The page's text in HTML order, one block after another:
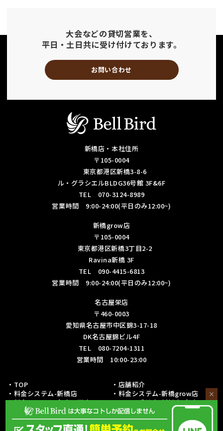
大会などの貸切営業を、
平日・土日共に受け付けております。
お問い合わせ
新橋店・本社住所
〒105-0004
東京都港区新橋3-8-6
ル・グラシエルBLDG36号館 3F&6F
TEL 070-3124-8989
営業時間 9:00-24:00(平日のみ12:00~)
新橋grow店
〒105-0004
東京都港区新橋3丁目2-2
Ravina新橋 3F
TEL 090-4415-6813
営業時間 9:00-24:00(平日のみ12:00~)
名古屋栄店
〒460-0003
愛知県名古屋市中区錦3-17-18
DK名古屋錦ビル4F
TEL 080-7204-1311
営業時間 10:00-23:00
・TOP
・店舗紹介
・料金システム-新橋店
・料金システム-新橋grow店
・料金システム-名古屋栄店
・フリー成績表-新橋店/名古屋栄
店
・各種リーグ戦成績表-新橋店
・各種リーグ戦成績表-名古屋栄店
×